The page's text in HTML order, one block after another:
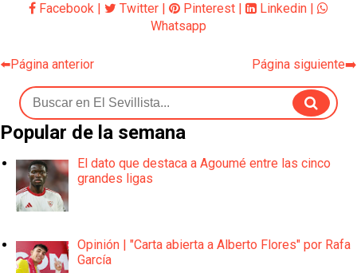
Facebook
Twitter Pinterest Linkedin
Whatsapp
⬅️Página anterior Página siguiente➡️
Popular de la semana
El dato que destaca a Agoumé entre las cinco
grandes ligas
Opinión | "Carta abierta a Alberto Flores" por Rafa
García